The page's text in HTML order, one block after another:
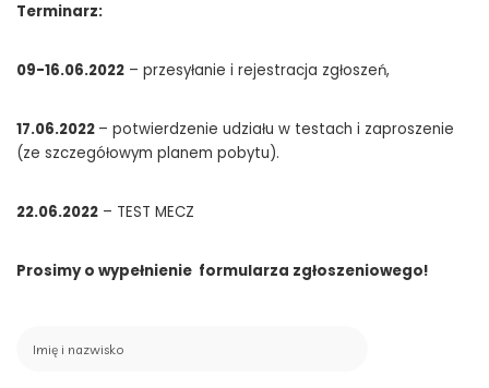
Terminarz:
09-16.06.2022 – przesyłanie i rejestracja zgłoszeń,
17.06.2022 – potwierdzenie udziału w testach i zaproszenie
(ze szczegółowym planem pobytu).
22.06.2022 – TEST MECZ
Prosimy o wypełnienie formularza zgłoszeniowego!